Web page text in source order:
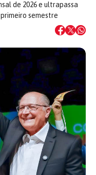
de 2026 e ultrapassa
semestre